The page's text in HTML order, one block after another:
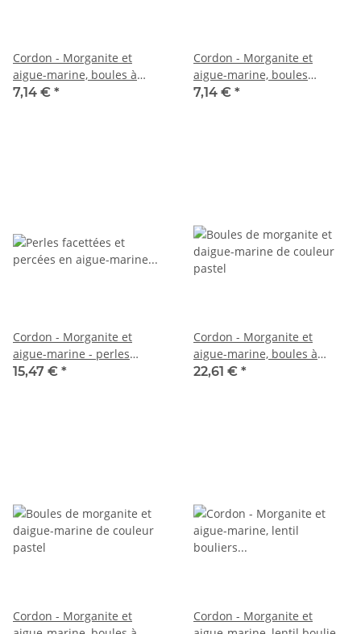
Cordon - Morganite et
aigue-marine, boules à
facettes 2,5 mm rose bleu,
7,14 € *
Cordon - Morganite et
aigue-marine, boules
facettées 2,5mm rose
7,14 € *
Cordon - Morganite et
aigue-marine - perles
facettées 2,5 mm,
15,47 € *
Cordon - Morganite et
aigue-marine, boules à
facettes 5mm, multicolore,
22,61 € *
Cordon - Morganite et
Cordon - Morganite et